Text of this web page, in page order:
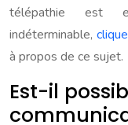
télépathie est
indéterminable,
à propos de ce sujet.
Est-il